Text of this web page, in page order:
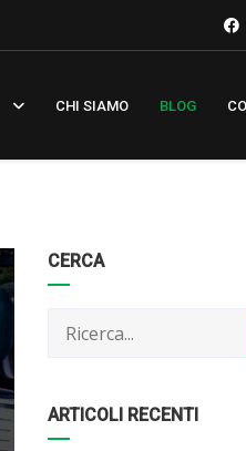
CHI SIAMO BLOG
CERCA
ARTICOLI RECENTI
Categorie
Articoli
per